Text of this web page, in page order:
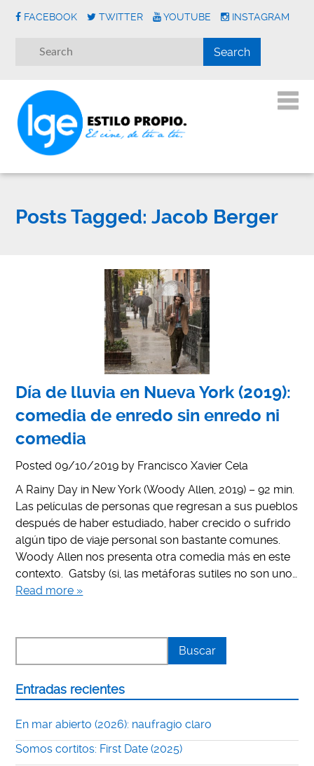
FACEBOOK TWITTER YOUTUBE INSTAGRAM
Posts Tagged: Jacob Berger
Día de lluvia en Nueva York (2019):
comedia de enredo sin enredo ni
comedia
Posted 09/10/2019 by Francisco Xavier Cela
A Rainy Day in New York (Woody Allen, 2019) – 92 min.
Las películas de personas que regresan a sus pueblos
después de haber estudiado, haber crecido o sufrido
algún tipo de viaje personal son bastante comunes.
Woody Allen nos presenta otra comedia más en este
contexto. Gatsby (si, las metáforas sutiles no son uno…
Read more »
Entradas recientes
En mar abierto (2026): naufragio claro
Somos cortitos: First Date (2025)